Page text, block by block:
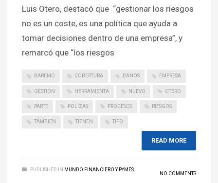
Luis Otero, destacó que “gestionar los riesgos
no es un coste, es una política que ayuda a
tomar decisiones dentro de una empresa”, y
remarcó que “los riesgos
BAREMO COBERTURA DANOS EMPRESA
GESTION HERRAMIENTA NUEVO OTERO
PARTE POLIZAS PROCESOS RIESGOS
TAMBIEN TIENEN TIPO
READ MORE
PUBLISHED IN MUNDO FINANCIERO Y PYMES
NO COMMENTS